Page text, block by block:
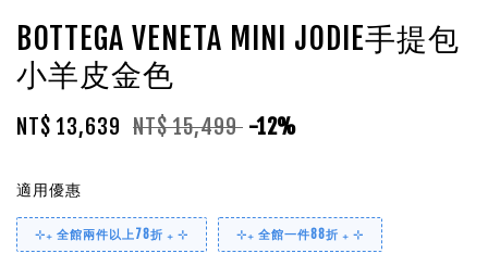
BOTTEGA VENETA MINI JODIE手提包
小羊皮金色
NT$ 13,639 NT$ 15,499 -12%
適用優惠
⊹₊ 全館兩件以上78折 ₊ ⊹ ⊹₊ 全館一件88折 ₊ ⊹